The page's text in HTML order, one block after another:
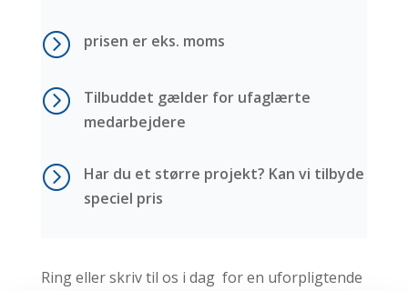
= prisen er eks. moms
=
Tilbuddet gælder for ufaglærte
medarbejdere
=
Har du et større projekt? Kan vi tilbyde
speciel pris
Ring eller skriv til os i dag for en uforpligtende